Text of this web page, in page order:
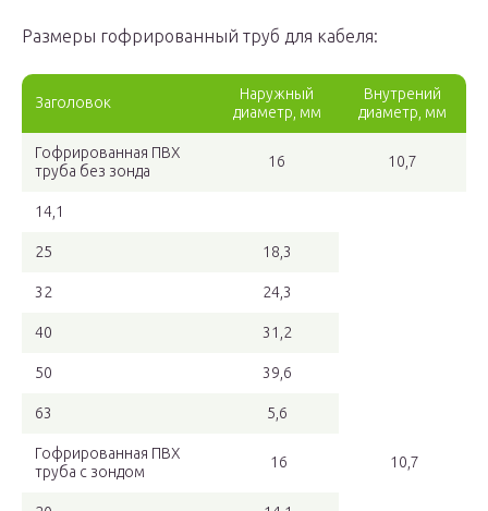
Размеры гофрированный труб для кабеля:
Заголовок
Наружный
диаметр, мм
Внутрений
диаметр, мм
Гофрированная ПВХ
труба без зонда
16 10,7
14,1
25 18,3
32 24,3
40 31,2
50 39,6
63 5,6
Гофрированная ПВХ
труба с зондом
16 10,7